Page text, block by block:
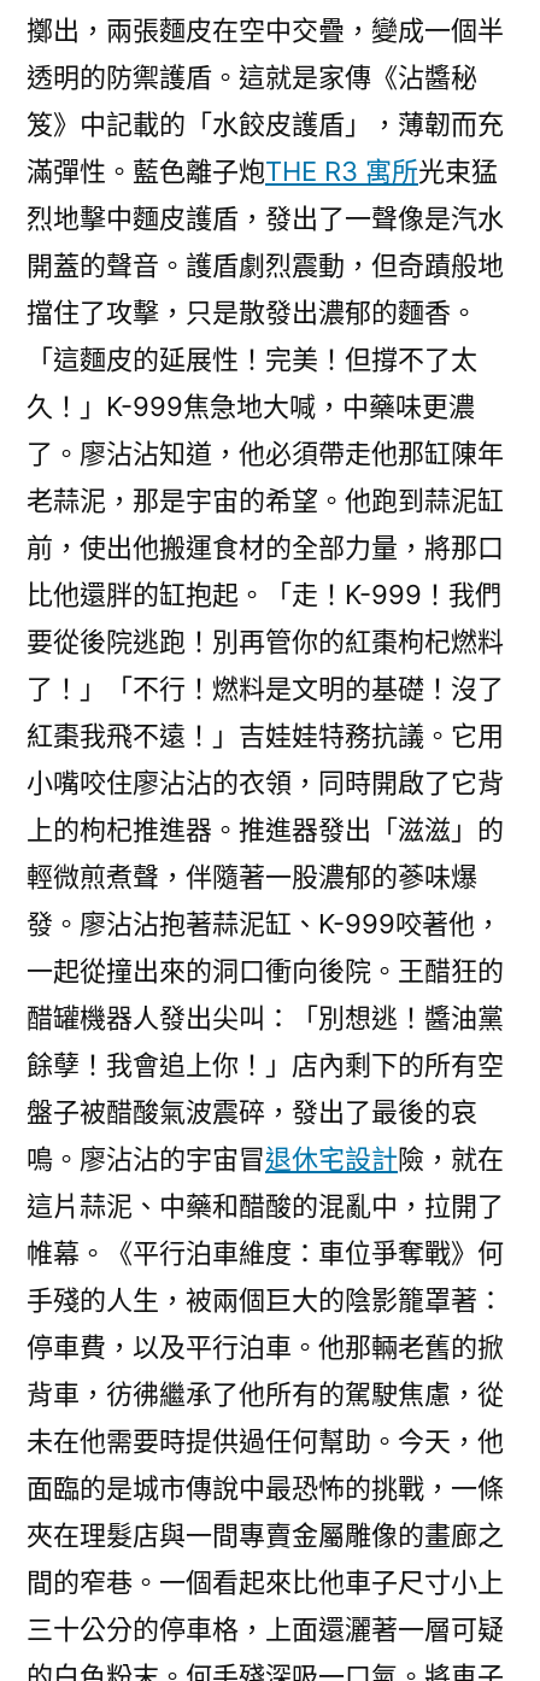
擲出，兩張麵皮在空中交疊，變成一個半
透明的防禦護盾。這就是家傳《沾醬秘
笈》中記載的「水餃皮護盾」，薄韌而充
滿彈性。藍色離子炮THE R3 寓所光束猛
烈地擊中麵皮護盾，發出了一聲像是汽水
開蓋的聲音。護盾劇烈震動，但奇蹟般地
擋住了攻擊，只是散發出濃郁的麵香。
「這麵皮的延展性！完美！但撐不了太
久！」K-999焦急地大喊，中藥味更濃
了。廖沾沾知道，他必須帶走他那缸陳年
老蒜泥，那是宇宙的希望。他跑到蒜泥缸
前，使出他搬運食材的全部力量，將那口
比他還胖的缸抱起。「走！K-999！我們
要從後院逃跑！別再管你的紅棗枸杞燃料
了！」「不行！燃料是文明的基礎！沒了
紅棗我飛不遠！」吉娃娃特務抗議。它用
小嘴咬住廖沾沾的衣領，同時開啟了它背
上的枸杞推進器。推進器發出「滋滋」的
輕微煎煮聲，伴隨著一股濃郁的蔘味爆
發。廖沾沾抱著蒜泥缸、K-999咬著他，
一起從撞出來的洞口衝向後院。王醋狂的
醋罐機器人發出尖叫：「別想逃！醬油黨
餘孽！我會追上你！」店內剩下的所有空
盤子被醋酸氣波震碎，發出了最後的哀
鳴。廖沾沾的宇宙冒退休宅設計險，就在
這片蒜泥、中藥和醋酸的混亂中，拉開了
帷幕。《平行泊車維度：車位爭奪戰》何
手殘的人生，被兩個巨大的陰影籠罩著：
停車費，以及平行泊車。他那輛老舊的掀
背車，彷彿繼承了他所有的駕駛焦慮，從
未在他需要時提供過任何幫助。今天，他
面臨的是城市傳說中最恐怖的挑戰，一條
夾在理髮店與一間專賣金屬雕像的畫廊之
間的窄巷。一個看起來比他車子尺寸小上
三十公分的停車格，上面還灑著一層可疑